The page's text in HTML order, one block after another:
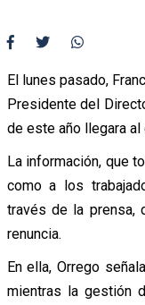
El lunes pasado,
Presidente del
de este año llegara
La información, que
como a los
través de la prensa,
renuncia.
En ella, Orrego
mientras la gestión